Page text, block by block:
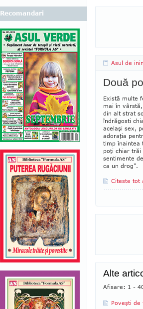
Asul de
Două
Există multe
mai în
din alt strat
îndrăgosti
acelaşi sex,
adoraţia
timp înaintea
poţi chiar trăi
sentimente
ca un drog".
Citeste tot
Alte
Afisare: 1 -
Poveşti de
Recomandari